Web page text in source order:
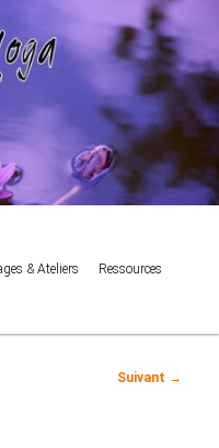
& Ateliers Ressources
Suivant →